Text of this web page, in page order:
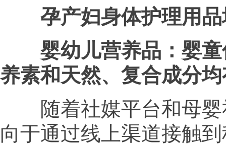
孕产妇身体护理用
婴幼儿营养品：婴
养素和天然、复合成分
随着社媒平台和母婴
向于通过线上渠道接触